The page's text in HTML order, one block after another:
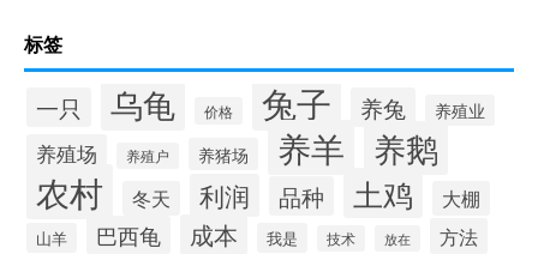
标签
一只 乌龟 价格 兔子 养兔 养殖业
养殖场 养殖户 养猪场 养羊 养鹅
农村 冬天 利润 品种 土鸡 大棚
山羊 巴西龟 成本 我是 技术 放在
方法